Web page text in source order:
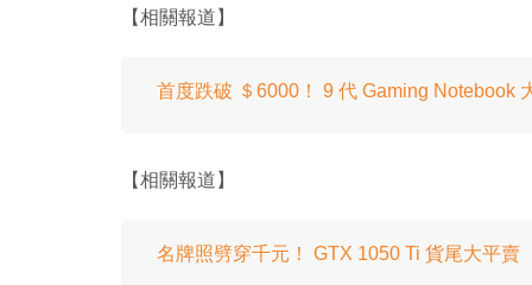
【相關報道】
首度跌破 ＄6000！ 9 代 Gaming Notebook
【相關報道】
名牌照劈穿千元！ GTX 1050 Ti 貨尾大平賣